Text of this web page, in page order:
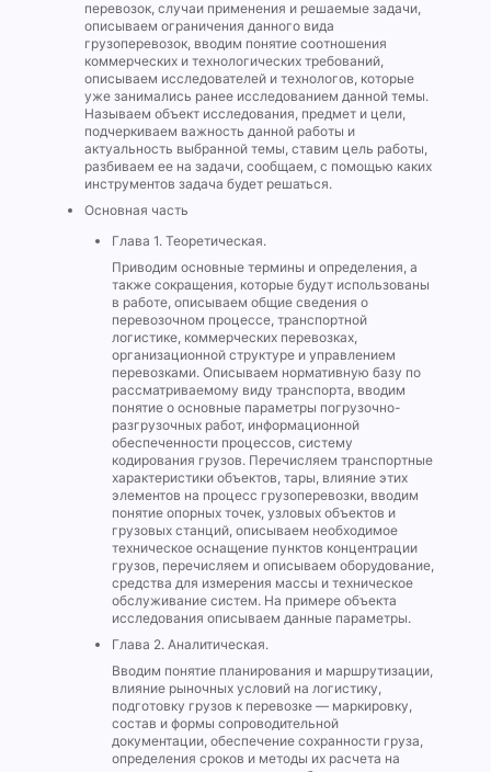
перевозок, случаи применения и решаемые задачи,
описываем ограничения данного вида
грузоперевозок, вводим понятие соотношения
коммерческих и технологических требований,
описываем исследователей и технологов, которые
уже занимались ранее исследованием данной темы.
Называем объект исследования, предмет и цели,
подчеркиваем важность данной работы и
актуальность выбранной темы, ставим цель работы,
разбиваем ее на задачи, сообщаем, с помощью каких
инструментов задача будет решаться.
Основная часть
Глава 1. Теоретическая.
Приводим основные термины и определения, а
также сокращения, которые будут использованы
в работе, описываем общие сведения о
перевозочном процессе, транспортной
логистике, коммерческих перевозках,
организационной структуре и управлением
перевозками. Описываем нормативную базу по
рассматриваемому виду транспорта, вводим
понятие о основные параметры погрузочно-
разгрузочных работ, информационной
обеспеченности процессов, систему
кодирования грузов. Перечисляем транспортные
характеристики объектов, тары, влияние этих
элементов на процесс грузоперевозки, вводим
понятие опорных точек, узловых объектов и
грузовых станций, описываем необходимое
техническое оснащение пунктов концентрации
грузов, перечисляем и описываем оборудование,
средства для измерения массы и техническое
обслуживание систем. На примере объекта
исследования описываем данные параметры.
Глава 2. Аналитическая.
Вводим понятие планирования и маршрутизации,
влияние рыночных условий на логистику,
подготовку грузов к перевозке — маркировку,
состав и формы сопроводительной
документации, обеспечение сохранности груза,
определения сроков и методы их расчета на